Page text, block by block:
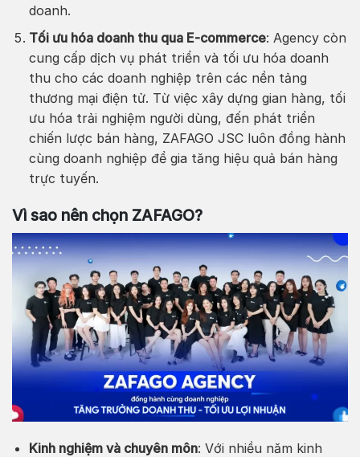
doanh.
Tối ưu hóa doanh thu qua E-commerce: Agency còn
cung cấp dịch vụ phát triển và tối ưu hóa doanh
thu cho các doanh nghiệp trên các nền tảng
thương mại điện tử. Từ việc xây dựng gian hàng, tối
ưu hóa trải nghiệm người dùng, đến phát triển
chiến lược bán hàng, ZAFAGO JSC luôn đồng hành
cùng doanh nghiệp để gia tăng hiệu quả bán hàng
trực tuyến.
Vì sao nên chọn ZAFAGO?
Kinh nghiệm và chuyên môn: Với nhiều năm kinh